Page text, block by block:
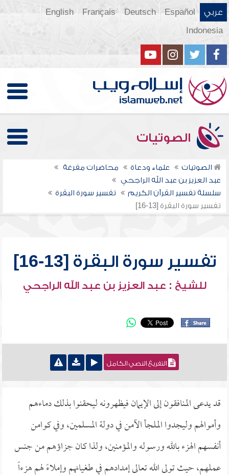
عربي Español
Deutsch
Français
English
Indonesia
الصوتيات
الصوتيات علماء ودعاة
محاضرات مفرغة
عبد العزيز بن عبد الله الراجحي
سلسلة تفسير القرآن الكريم
تفسير سورة البقرة
تفسير سورة البقرة [13-16]
تفسير سورة البقرة [13-16]
للشيخ : عبد العزيز بن عبد الله الراجحي
التفريغ النصي الكامل
قد يدعى المنافقون إلى الإيمان فيظهرونه ليحقنوا بذلك دماءهم
وأموالهم وليجدوا الملجأ الآمن في دولة المسلمين، وفي كوامن
أنفسهم الهزء بالله ورسوله والمؤمنين، ولذا كان جزاؤهم من جنس
عملهم، حيث تولى الله تعالى إمدادهم في طغيانهم وإملاءً لهم هزءاً